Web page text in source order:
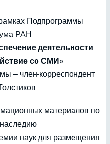
Подпрограммы
РАН
деятельности
со СМИ»
– член-корреспондент
материалов по
наук для размещения